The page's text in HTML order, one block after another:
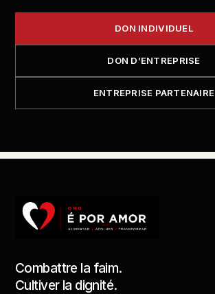
DON INDIVIDUEL
DON D’ENTREPRISE
ENTREPRISE PARTENAIRE
Combattre la faim.
Cultiver la dignité.